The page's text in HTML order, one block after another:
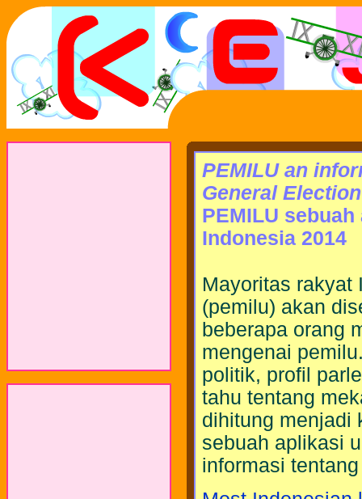
PEMILU an
General Election
PEMILU
Indonesia 2014
Mayoritas rakyat
(pemilu) akan
beberapa orang
mengenai
politik, profil
tahu tentang
dihitung menjadi
sebuah aplikasi
informasi